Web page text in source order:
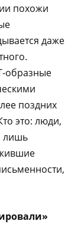
похожи
даже
образные
поздних
это: люди,
лишь